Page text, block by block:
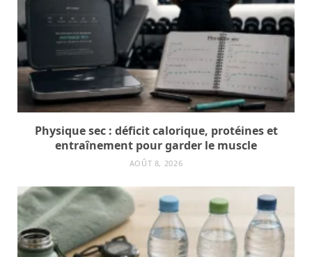
Physique sec : déficit calorique, protéines et
entraînement pour garder le muscle
AOÛT 8, 2026